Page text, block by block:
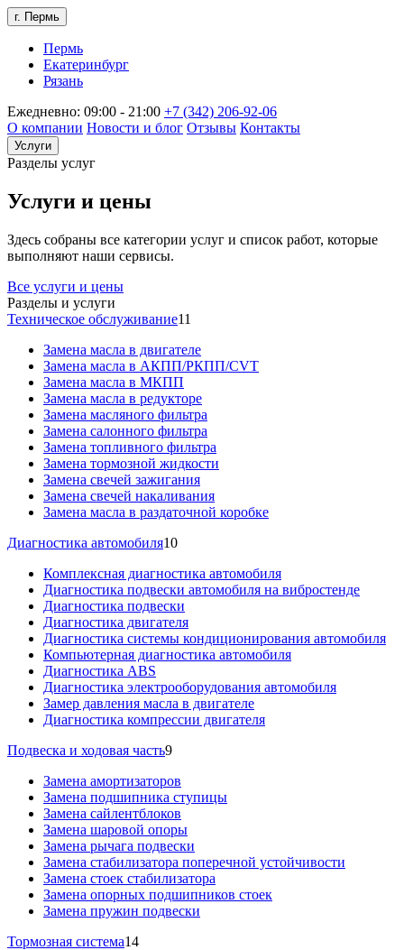
г. Пермь
Пермь
Екатеринбург
Рязань
Ежедневно: 09:00 - 21:00 +7 (342) 206-92-06
О компании Новости и блог Отзывы Контакты
Услуги
Разделы услуг
Услуги и цены
Здесь собраны все категории услуг и список работ, которые
выполняют наши сервисы.
Все услуги и цены
Разделы и услуги
Техническое обслуживание11
Замена масла в двигателе
Замена масла в АКПП/РКПП/CVT
Замена масла в МКПП
Замена масла в редукторе
Замена масляного фильтра
Замена салонного фильтра
Замена топливного фильтра
Замена тормозной жидкости
Замена свечей зажигания
Замена свечей накаливания
Замена масла в раздаточной коробке
Диагностика автомобиля10
Комплексная диагностика автомобиля
Диагностика подвески автомобиля на вибростенде
Диагностика подвески
Диагностика двигателя
Диагностика системы кондиционирования автомобиля
Компьютерная диагностика автомобиля
Диагностика ABS
Диагностика электрооборудования автомобиля
Замер давления масла в двигателе
Диагностика компрессии двигателя
Подвеска и ходовая часть9
Замена амортизаторов
Замена подшипника ступицы
Замена сайлентблоков
Замена шаровой опоры
Замена рычага подвески
Замена стабилизатора поперечной устойчивости
Замена стоек стабилизатора
Замена опорных подшипников стоек
Замена пружин подвески
Тормозная система14